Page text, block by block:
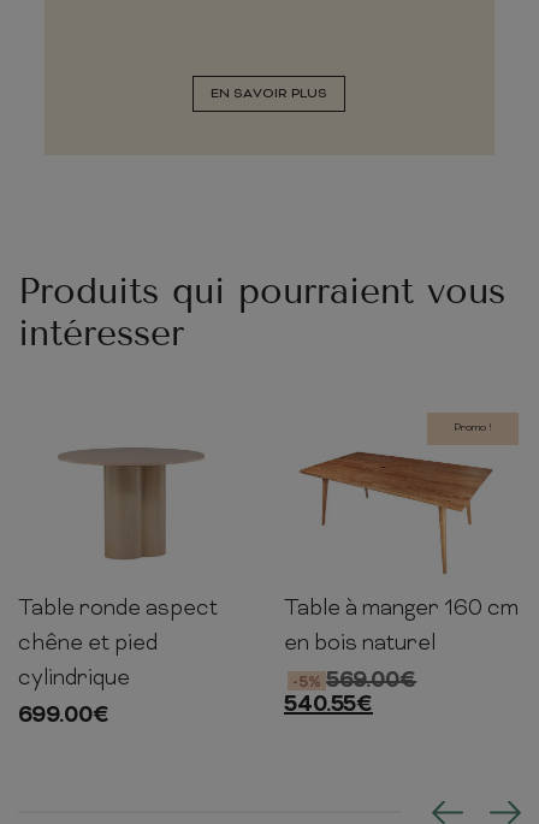
EN SAVOIR PLUS
Produits qui pourraient vous
intéresser
75cm 110cm 110cm
Table ronde aspect
chêne et pied
cylindrique
699.00€
Promo !
75cm 160cm 90cm
Table à manger 160 cm
en bois naturel
569.00€
-5%
540.55€